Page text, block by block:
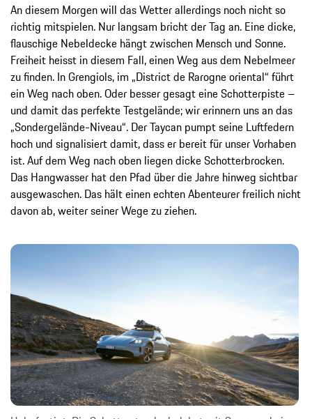
An diesem Morgen will das Wetter allerdings noch nicht so
richtig mitspielen. Nur langsam bricht der Tag an. Eine dicke,
flauschige Nebeldecke hängt zwischen Mensch und Sonne.
Freiheit heisst in diesem Fall, einen Weg aus dem Nebelmeer
zu finden. In Grengiols, im „District de Rarogne oriental“ führt
ein Weg nach oben. Oder besser gesagt eine Schotterpiste –
und damit das perfekte Testgelände; wir erinnern uns an das
„Sondergelände-Niveau“. Der Taycan pumpt seine Luftfedern
hoch und signalisiert damit, dass er bereit für unser Vorhaben
ist. Auf dem Weg nach oben liegen dicke Schotterbrocken.
Das Hangwasser hat den Pfad über die Jahre hinweg sichtbar
ausgewaschen. Das hält einen echten Abenteurer freilich nicht
davon ab, weiter seiner Wege zu ziehen.